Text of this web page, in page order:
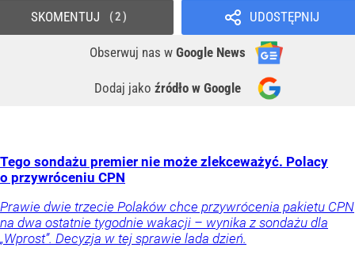
UDOSTĘPNIJ
Obserwuj nas w Google News
Dodaj jako źródło w Google
SKOMENTUJ 2
Tego sondażu premier nie może zlekceważyć. Polacy
o przywróceniu CPN
Prawie dwie trzecie Polaków chce przywrócenia pakietu CPN
na dwa ostatnie tygodnie wakacji – wynika z sondażu dla
„Wprost”. Decyzja w tej sprawie lada dzień.